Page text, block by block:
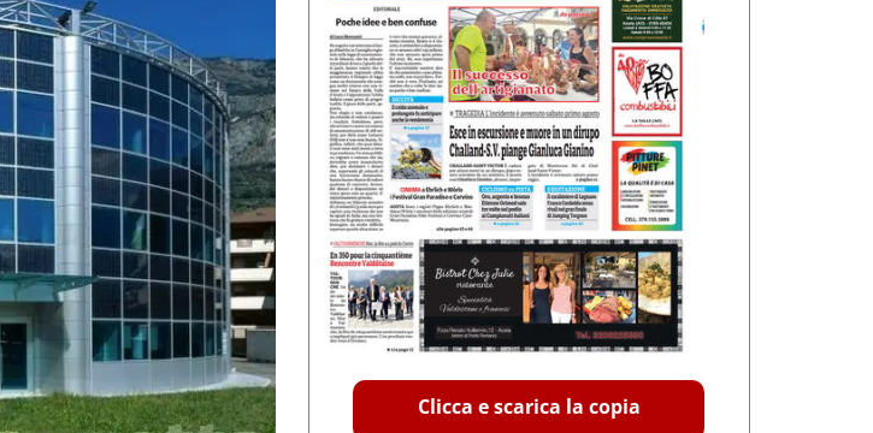
Clicca e scarica la copia